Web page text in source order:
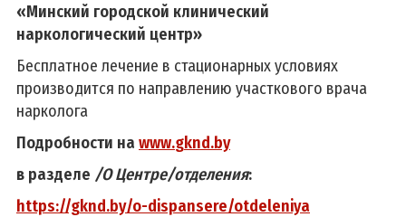
«Минский городской клинический
наркологический центр»
Бесплатное лечение в стационарных условиях
производится по направлению участкового врача
нарколога
Подробности на www.gknd.by
в разделе /О Центре/отделения:
https://gknd.by/o-dispansere/otdeleniya